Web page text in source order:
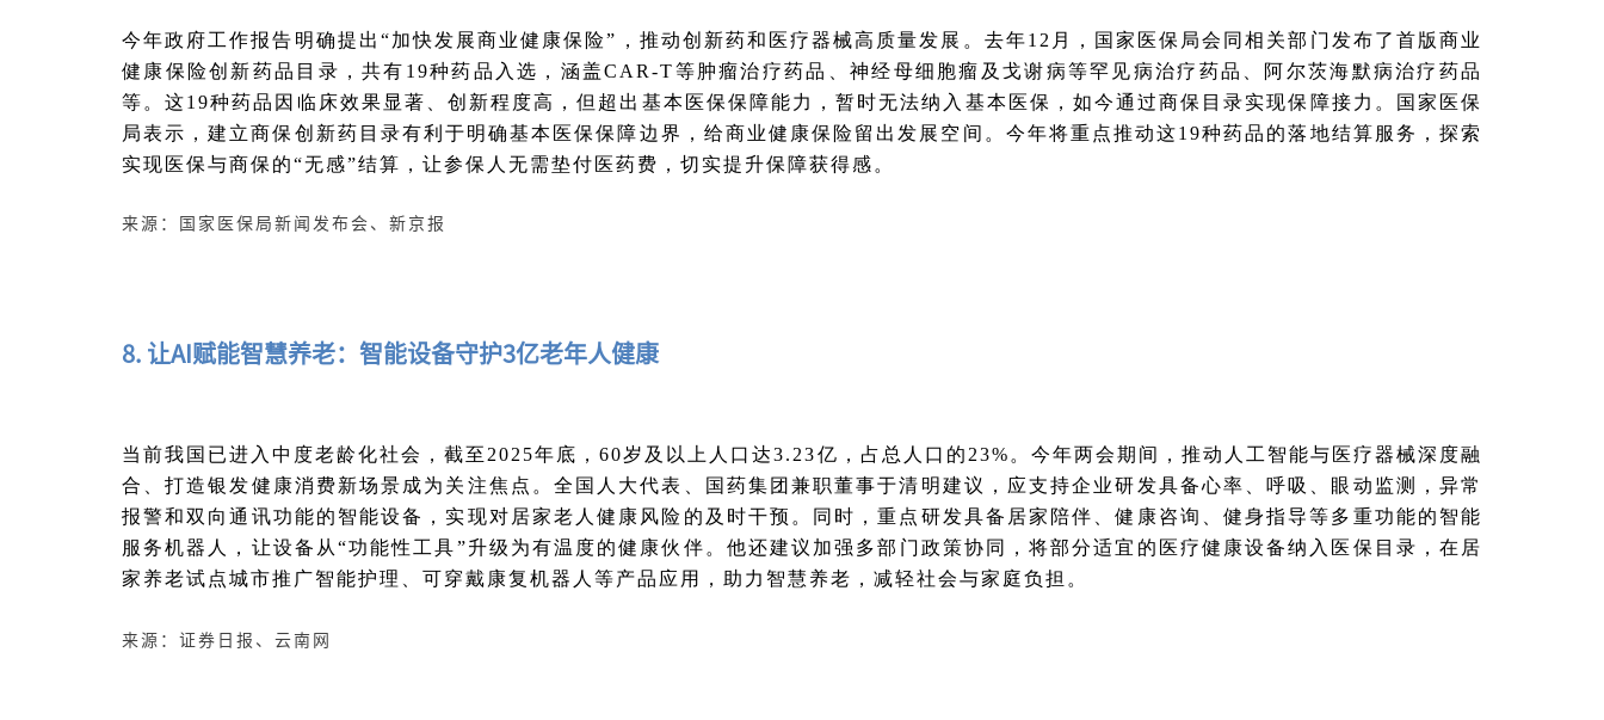
今年政府工作报告明确提出“加快发展商业健康保险”，推动创新药和医疗器械高质量发展。去年12月，国家医保局会同相关部门发布了首版商业
健康保险创新药品目录，共有19种药品入选，涵盖CAR-T等肿瘤治疗药品、神经母细胞瘤及戈谢病等罕见病治疗药品、阿尔茨海默病治疗药品
等。这19种药品因临床效果显著、创新程度高，但超出基本医保保障能力，暂时无法纳入基本医保，如今通过商保目录实现保障接力。国家医保
局表示，建立商保创新药目录有利于明确基本医保保障边界，给商业健康保险留出发展空间。今年将重点推动这19种药品的落地结算服务，探索
实现医保与商保的“无感”结算，让参保人无需垫付医药费，切实提升保障获得感。
来源：国家医保局新闻发布会、新京报
8. 让AI赋能智慧养老：智能设备守护3亿老年人健康
当前我国已进入中度老龄化社会，截至2025年底，60岁及以上人口达3.23亿，占总人口的23%。今年两会期间，推动人工智能与医疗器械深度融
合、打造银发健康消费新场景成为关注焦点。全国人大代表、国药集团兼职董事于清明建议，应支持企业研发具备心率、呼吸、眼动监测，异常
报警和双向通讯功能的智能设备，实现对居家老人健康风险的及时干预。同时，重点研发具备居家陪伴、健康咨询、健身指导等多重功能的智能
服务机器人，让设备从“功能性工具”升级为有温度的健康伙伴。他还建议加强多部门政策协同，将部分适宜的医疗健康设备纳入医保目录，在居
家养老试点城市推广智能护理、可穿戴康复机器人等产品应用，助力智慧养老，减轻社会与家庭负担。
来源：证券日报、云南网